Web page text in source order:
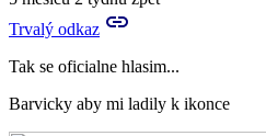
Trvalý odkaz
Tak se oficialne hlasim...
Barvicky aby mi ladily k ikonce